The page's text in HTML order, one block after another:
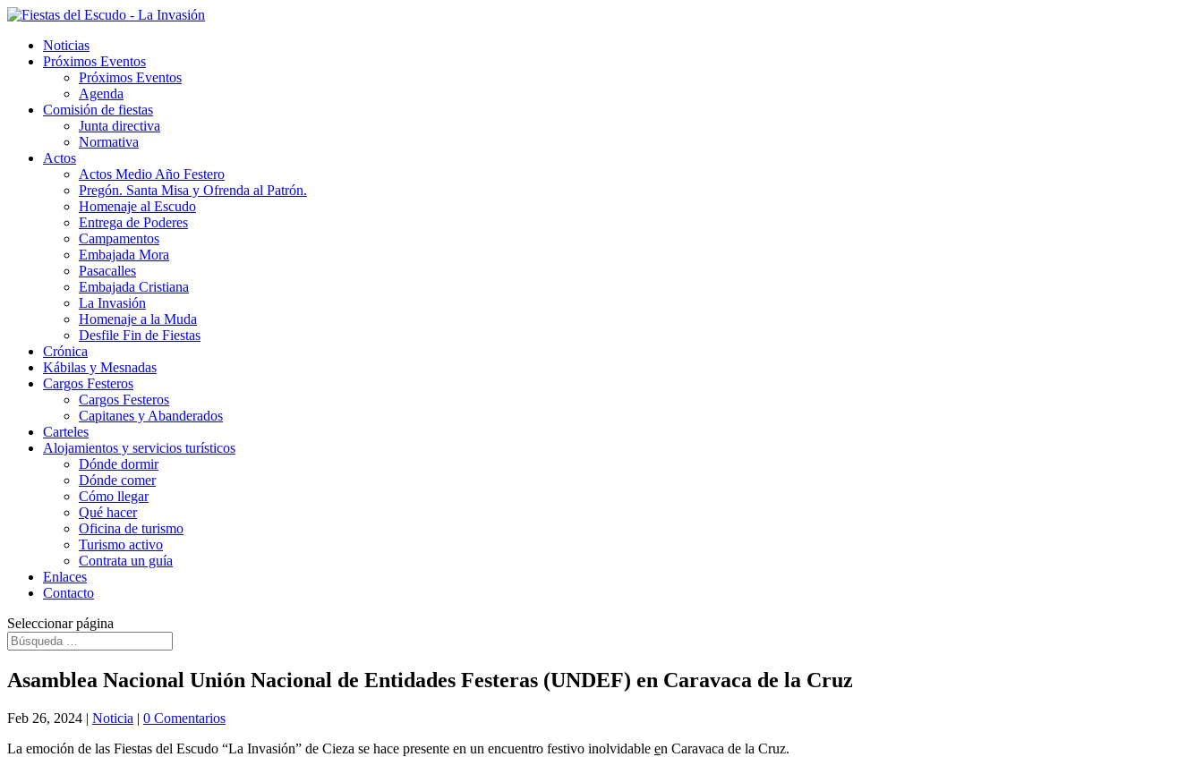
Noticias
Próximos Eventos
Próximos Eventos
Agenda
Comisión de fiestas
Junta directiva
Normativa
Actos
Actos Medio Año Festero
Pregón. Santa Misa y Ofrenda al Patrón.
Homenaje al Escudo
Entrega de Poderes
Campamentos
Embajada Mora
Pasacalles
Embajada Cristiana
La Invasión
Homenaje a la Muda
Desfile Fin de Fiestas
Crónica
Kábilas y Mesnadas
Cargos Festeros
Cargos Festeros
Capitanes y Abanderados
Carteles
Alojamientos y servicios turísticos
Dónde dormir
Dónde comer
Cómo llegar
Qué hacer
Oficina de turismo
Turismo activo
Contrata un guía
Enlaces
Contacto
Seleccionar página
Asamblea Nacional Unión Nacional de Entidades Festeras (UNDEF) en Caravaca de la Cruz
Feb 26, 2024 | Noticia | 0 Comentarios
La emoción de las Fiestas del Escudo “La Invasión” de Cieza se hace presente en un encuentro festivo inolvidable en Caravaca de la Cruz.